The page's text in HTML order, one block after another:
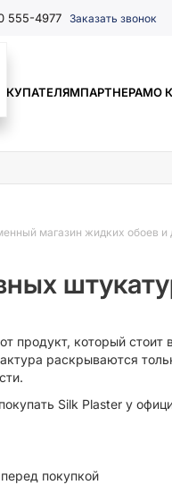
555-4977 Заказать звонок
ПАРТНЕРАМО
магазин жидких обоев и
продукт, который стоит
раскрываются
Silk Plaster у
покупкой